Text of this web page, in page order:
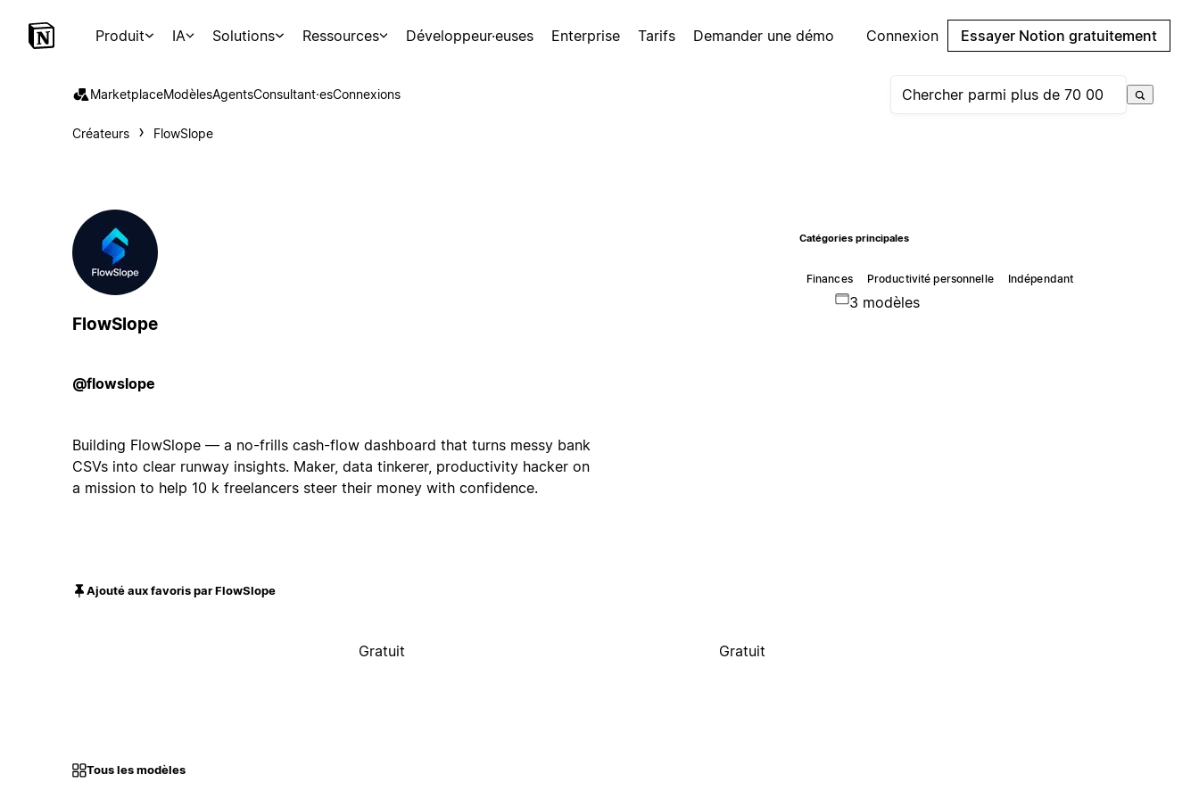
Produit IA Solutions Ressources Développeur·euses Enterprise Tarifs Demander une démo Connexion Essayer Notion gratuitement
MarketplaceModèlesAgentsConsultant·esConnexions
Créateurs FlowSlope
FlowSlope
@flowslope
Building FlowSlope — a no-frills cash-flow dashboard that turns messy bank
CSVs into clear runway insights. Maker, data tinkerer, productivity hacker on
a mission to help 10 k freelancers steer their money with confidence.
Catégories principales
Finances Productivité personnelle Indépendant
3 modèles
Ajouté aux favoris par FlowSlope
Gratuit Gratuit
Tous les modèles